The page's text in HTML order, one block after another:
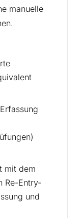
manuelle
mit dem
Re-Entry-
und